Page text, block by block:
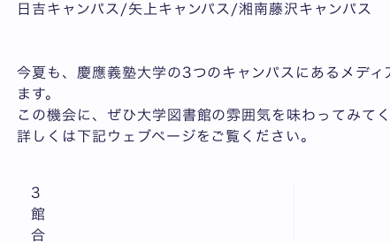
日吉キャンパス/矢上キャンパス/湘南藤沢キャンパス
今夏も、慶應義塾大学の3つのキャンパスにあるメデ
ます。
この機会に、ぜひ大学図書館の雰囲気を味わってみてく
詳しくは下記ウェブページをご覧ください。
3
館
合